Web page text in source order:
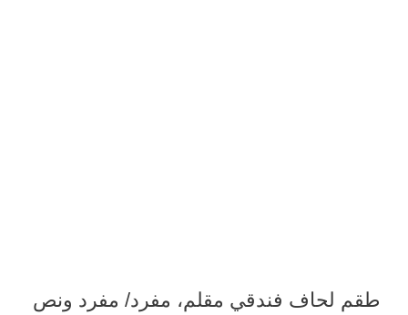
طقم لحاف فندقي مقلم، مفرد/ مفرد ونص